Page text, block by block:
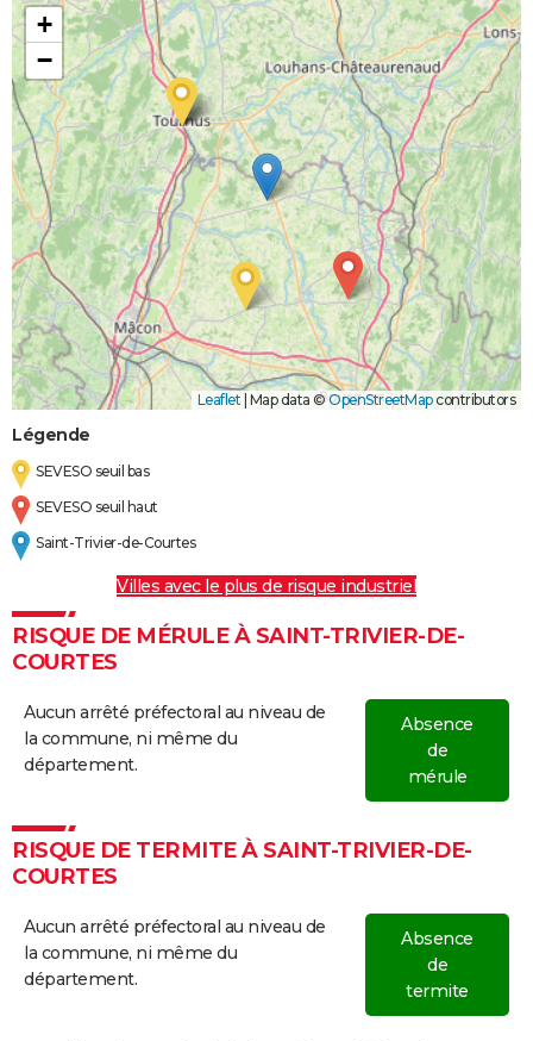
+
−
Leaflet Map data ©OpenStreetMapcontributors
Légende
SEVESO seuil bas
SEVESO seuil haut
Saint-Trivier-de-Courtes
Villes avec le plus de risque industriel
RISQUE DE MÉRULE À SAINT-TRIVIER-DE-
COURTES
Aucun arrêté préfectoral au niveau de
la commune, ni même du
département.
Absence
de
mérule
RISQUE DE TERMITE À SAINT-TRIVIER-DE-
COURTES
Aucun arrêté préfectoral au niveau de
la commune, ni même du
département.
Absence
de
termite